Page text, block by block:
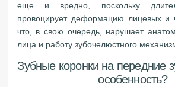
еще и вредно, поскольку
провоцирует деформацию лицевых и
что, в свою очередь, нарушает
лица и работу зубочелюстного
Зубные коронки на передние
особенность?